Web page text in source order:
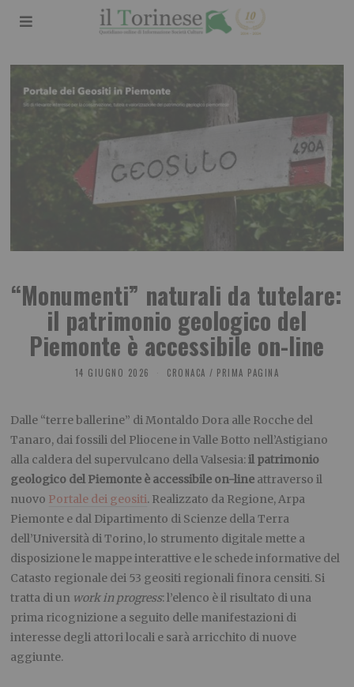
“Monumenti” naturali da tutelare:
il patrimonio geologico del
Piemonte è accessibile on-line
14 GIUGNO 2026 CRONACA / PRIMA PAGINA
Dalle “terre ballerine” di Montaldo Dora alle Rocche del
Tanaro, dai fossili del Pliocene in Valle Botto nell’Astigiano
alla caldera del supervulcano della Valsesia:il patrimonio
geologico del Piemonte è accessibile on-line attraverso il
nuovo Portale dei geositi. Realizzato da Regione, Arpa
Piemonte e dal Dipartimento di Scienze della Terra
dell’Università di Torino, lo strumento digitale mette a
disposizione le mappe interattive e le schede informative del
Catasto regionale dei 53 geositi regionali finora censiti. Si
tratta di un work in progress: l’elenco è il risultato di una
prima ricognizione a seguito delle manifestazioni di
interesse degli attori locali e sarà arricchito di nuove
aggiunte.